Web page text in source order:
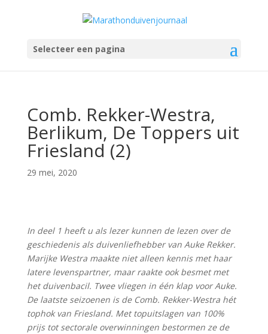
Selecteer een pagina
Comb. Rekker-Westra,
Berlikum, De Toppers uit
Friesland (2)
29 mei, 2020
In deel 1 heeft u als lezer kunnen de lezen over de
geschiedenis als duivenliefhebber van Auke Rekker.
Marijke Westra maakte niet alleen kennis met haar
latere levenspartner, maar raakte ook besmet met
het duivenbacil. Twee vliegen in één klap voor Auke.
De laatste seizoenen is de Comb. Rekker-Westra hét
tophok van Friesland. Met topuitslagen van 100%
prijs tot sectorale overwinningen bestormen ze de